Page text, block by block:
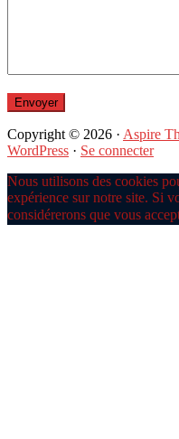
Copyright © 2026 · Aspire
WordPress · Se connecter
Nous utilisons des cookies
expérience sur notre site. Si
considérerons que vous